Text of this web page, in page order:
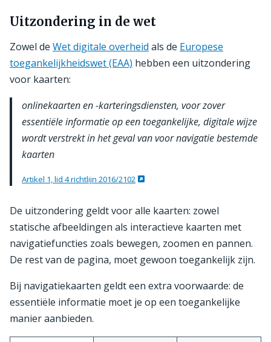
Uitzondering in de wet
Zowel de Wet digitale overheid als de Europese
toegankelijkheidswet (EAA) hebben een uitzondering
voor kaarten:
onlinekaarten en -karteringsdiensten, voor zover
essentiële informatie op een toegankelijke, digitale wijze
wordt verstrekt in het geval van voor navigatie bestemde
kaarten
Artikel 1, lid 4 richtlijn 2016/2102
De uitzondering geldt voor alle kaarten: zowel
statische afbeeldingen als interactieve kaarten met
navigatiefuncties zoals bewegen, zoomen en pannen.
De rest van de pagina, moet gewoon toegankelijk zijn.
Bij navigatiekaarten geldt een extra voorwaarde: de
essentiële informatie moet je op een toegankelijke
manier aanbieden.